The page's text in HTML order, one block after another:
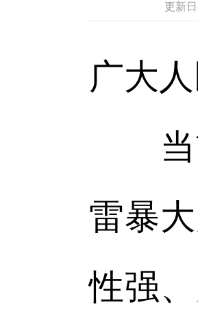
更新
广大
当前
雷暴
性强